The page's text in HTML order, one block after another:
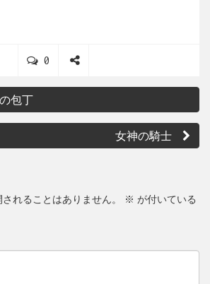
0C
m
t
h
包丁
女神の騎士
れることはありません。 ※ が付いている